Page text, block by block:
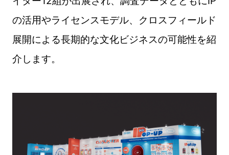
の活用やライセンスモデル、クロスフィールド
展開による長期的な文化ビジネスの可能性を紹
介します。